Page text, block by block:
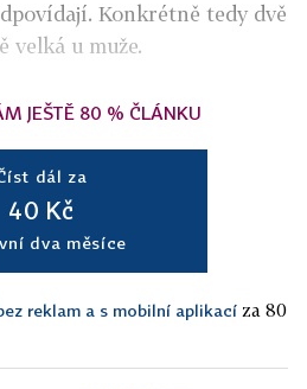
Konkrétně tedy dvě
velká u muže.
JEŠTĚ 80 % ČLÁNKU
dál za
40 Kč
dva měsíce
reklam a s mobilní aplikací za 80